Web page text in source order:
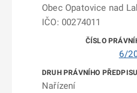
Obec Opatovice nad
IČO: 00274011
6/
Nařízení